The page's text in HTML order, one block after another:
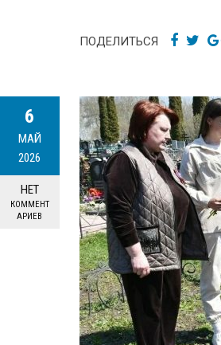
ПОДЕЛИТЬСЯ
6
МАЙ
2026
НЕТ
КОММЕНТ
АРИЕВ